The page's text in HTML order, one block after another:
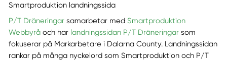
Smartproduktion landningssida
P/T Dräneringarsamarbetar med Smartproduktion
Webbyråoch har landningssidan P/T Dräneringarsom
fokuserar på Markarbetare i Dalarna County. Landningssidan
rankar på många nyckelord som Smartproduktion och P/T